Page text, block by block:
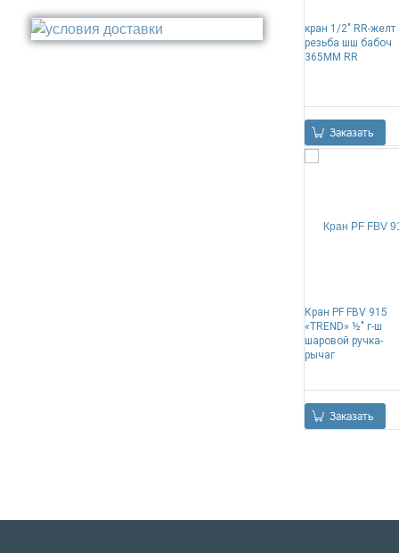
Стакан
Туалетный ёрш
Медь
Никель
кран 1/2" RR-желт
резьба шш бабоч
365MM RR
Заказать
Кран PF FBV 915
«TREND» ½" г-ш
шаровой ручка-
рычаг
Заказать